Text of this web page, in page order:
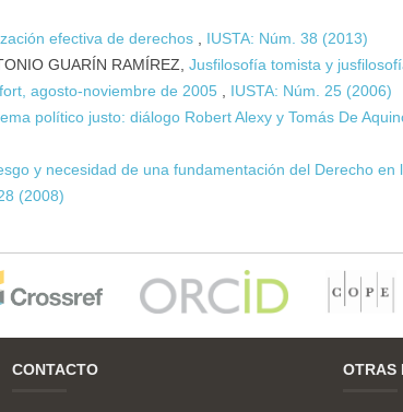
efectiva de derechos
IUSTA: Núm. 38 (2013)
GUARÍN RAMÍREZ,Jusfilosofía tomista y
agosto-noviembre de 2005
IUSTA: Núm. 25 (2006)
político justo: diálogo Robert Alexy y Tomás De
y necesidad de una fundamentación del Derecho en
(2008)
CONTACTO OTRAS